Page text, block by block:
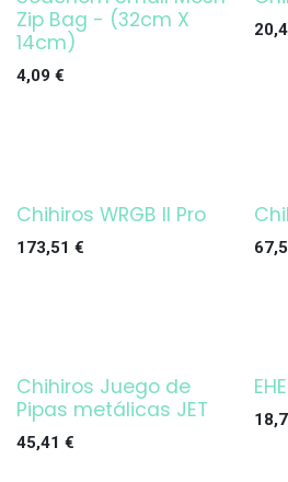
Zip Bag - (32cm X
14cm)
4,09 €
Chihiros WRGB II Pro
173,51 €
Chihiros Juego de
Pipas metálicas JET
45,41 €